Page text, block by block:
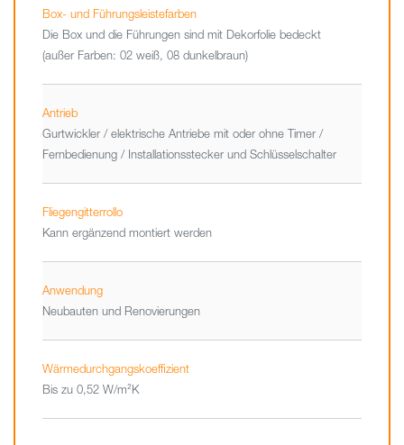
Box- und Führungsleistefarben
Die Box und die Führungen sind mit Dekorfolie bedeckt
(außer Farben: 02 weiß, 08 dunkelbraun)
Antrieb
Gurtwickler / elektrische Antriebe mit oder ohne Timer /
Fernbedienung / Installationsstecker und Schlüsselschalter
Fliegengitterrollo
Kann ergänzend montiert werden
Anwendung
Neubauten und Renovierungen
Wärmedurchgangskoeffizient
Bis zu 0,52 W/m²K